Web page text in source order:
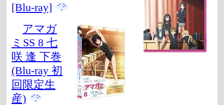
[Blu-ray]
アマガ
ミSS 8 七
咲 逢 下巻
(Blu-ray 初
回限定生
産)